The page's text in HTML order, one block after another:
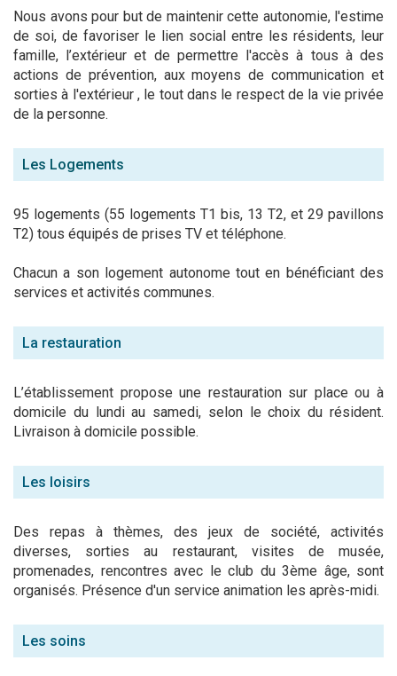
Nous avons pour but de maintenir cette autonomie, l'estime
de soi, de favoriser le lien social entre les résidents, leur
famille, l’extérieur et de permettre l'accès à tous à des
actions de prévention, aux moyens de communication et
sorties à l'extérieur , le tout dans le respect de la vie privée
de la personne.
Les Logements
95 logements (55 logements T1 bis, 13 T2, et 29 pavillons
T2) tous équipés de prises TV et téléphone.
Chacun a son logement autonome tout en bénéficiant des
services et activités communes.
La restauration
L’établissement propose une restauration sur place ou à
domicile du lundi au samedi, selon le choix du résident.
Livraison à domicile possible.
Les loisirs
Des repas à thèmes, des jeux de société, activités
diverses, sorties au restaurant, visites de musée,
promenades, rencontres avec le club du 3ème âge, sont
organisés. Présence d'un service animation les après-midi.
Les soins